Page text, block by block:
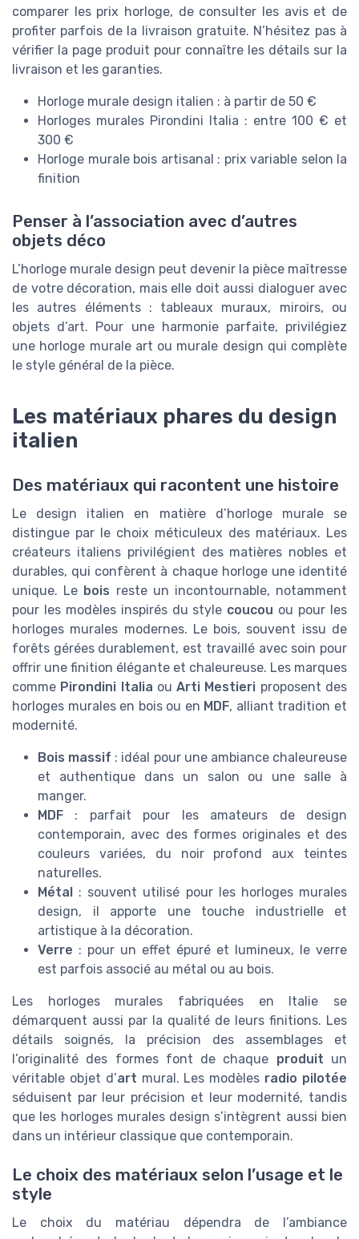
comparer les prix horloge, de consulter les avis et de
profiter parfois de la livraison gratuite. N’hésitez pas à
vérifier la page produit pour connaître les détails sur la
livraison et les garanties.
Horloge murale design italien : à partir de 50 €
Horloges murales Pirondini Italia : entre 100 € et
300 €
Horloge murale bois artisanal : prix variable selon la
finition
Penser à l’association avec d’autres
objets déco
L’horloge murale design peut devenir la pièce maîtresse
de votre décoration, mais elle doit aussi dialoguer avec
les autres éléments : tableaux muraux, miroirs, ou
objets d’art. Pour une harmonie parfaite, privilégiez
une horloge murale art ou murale design qui complète
le style général de la pièce.
Les matériaux phares du design
italien
Des matériaux qui racontent une histoire
Le design italien en matière d’horloge murale se
distingue par le choix méticuleux des matériaux. Les
créateurs italiens privilégient des matières nobles et
durables, qui confèrent à chaque horloge une identité
unique. Le bois reste un incontournable, notamment
pour les modèles inspirés du style coucou ou pour les
horloges murales modernes. Le bois, souvent issu de
forêts gérées durablement, est travaillé avec soin pour
offrir une finition élégante et chaleureuse. Les marques
comme Pirondini Italia ouArti Mestieri proposent des
horloges murales en bois ou en MDF, alliant tradition et
modernité.
Bois massif : idéal pour une ambiance chaleureuse
et authentique dans un salon ou une salle à
manger.
MDF : parfait pour les amateurs de design
contemporain, avec des formes originales et des
couleurs variées, du noir profond aux teintes
naturelles.
Métal : souvent utilisé pour les horloges murales
design, il apporte une touche industrielle et
artistique à la décoration.
Verre : pour un effet épuré et lumineux, le verre
est parfois associé au métal ou au bois.
Les horloges murales fabriquées en Italie se
démarquent aussi par la qualité de leurs finitions. Les
détails soignés, la précision des assemblages et
l’originalité des formes font de chaque produit un
véritable objet d’art mural. Les modèles radio pilotée
séduisent par leur précision et leur modernité, tandis
que les horloges murales design s’intègrent aussi bien
dans un intérieur classique que contemporain.
Le choix des matériaux selon l’usage et le
style
Le choix du matériau dépendra de l’ambiance